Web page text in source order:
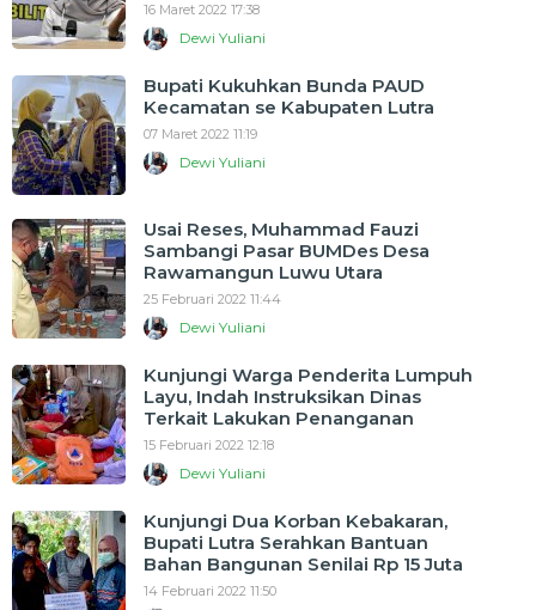
16 Maret 2022 17:38
Dewi Yuliani
Bupati Kukuhkan Bunda PAUD
Kecamatan se Kabupaten Lutra
07 Maret 2022 11:19
Dewi Yuliani
Usai Reses, Muhammad Fauzi
Sambangi Pasar BUMDes Desa
Rawamangun Luwu Utara
25 Februari 2022 11:44
Dewi Yuliani
Kunjungi Warga Penderita Lumpuh
Layu, Indah Instruksikan Dinas
Terkait Lakukan Penanganan
15 Februari 2022 12:18
Dewi Yuliani
Kunjungi Dua Korban Kebakaran,
Bupati Lutra Serahkan Bantuan
Bahan Bangunan Senilai Rp 15 Juta
14 Februari 2022 11:50